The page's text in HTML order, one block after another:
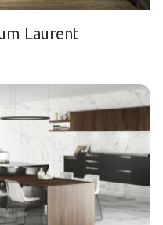
Laurent